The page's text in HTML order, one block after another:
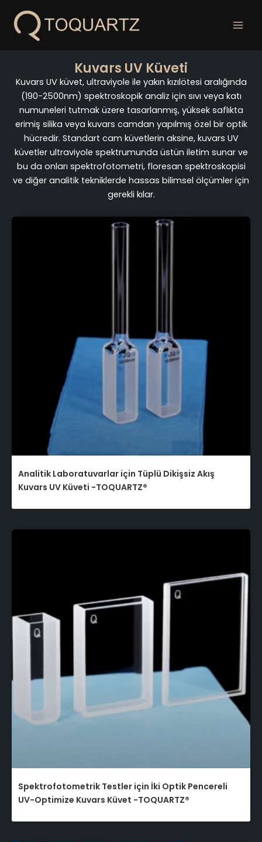
geç
Kuvars UV Küveti
Kuvars UV küvet, ultraviyole ile yakın kızılötesi aralığında
(190-2500nm) spektroskopik analiz için sıvı veya katı
numuneleri tutmak üzere tasarlanmış, yüksek saflıkta
erimiş silika veya kuvars camdan yapılmış özel bir optik
hücredir. Standart cam küvetlerin aksine, kuvars UV
küvetler ultraviyole spektrumunda üstün iletim sunar ve
bu da onları spektrofotometri, floresan spektroskopisi
ve diğer analitik tekniklerde hassas bilimsel ölçümler için
gerekli kılar.
Analitik Laboratuvarlar için Tüplü Dikişsiz Akış
Kuvars UV Küveti -TOQUARTZ®
Spektrofotometrik Testler için İki Optik Pencereli
UV-Optimize Kuvars Küvet -TOQUARTZ®
Sayfa SayfaSayfa